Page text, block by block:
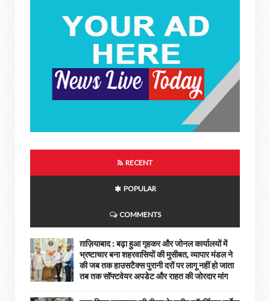
RECENT
POPULAR
COMMENTS
ग़ाज़ियाबाद : बढ़ा हुआ गृहकर और जोनल कार्यालयों में
भ्रष्टाचार बना शहरवासियों की मुसीबत, व्यापार मंडल ने
की जब तक हाउसटैक्स पुरानी दरों पर लागू नहीं हो जाता
तब तक सॉफ्टवेयर अपडेट और राहत की जोरदार मांग